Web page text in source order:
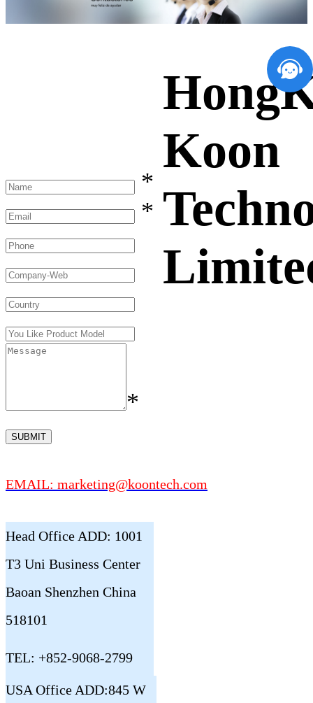
Koon
*
*
*
EMAIL: marketing@koontech.com
Head Office ADD: 1001
T3 Uni Business Center
Baoan Shenzhen China
518101
TEL: +852-9068-2799
USA Office ADD:845 W